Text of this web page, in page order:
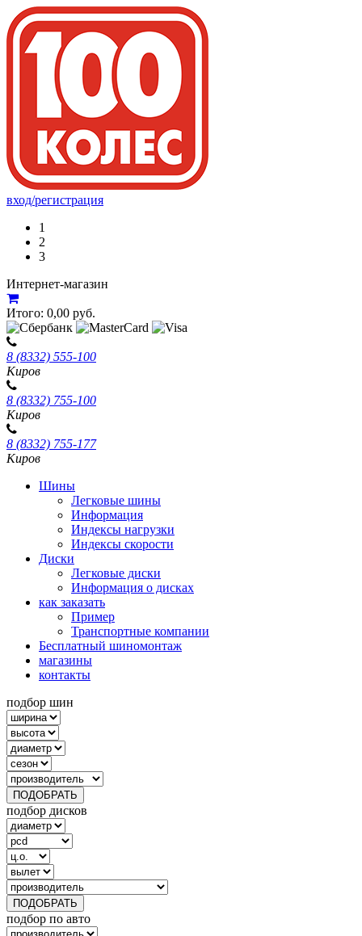
вход/регистрация
1
2
3
Интернет-магазин
Итого: 0,00 руб.
8 (8332) 555-100
Киров
8 (8332) 755-100
Киров
8 (8332) 755-177
Киров
Шины
Легковые шины
Информация
Индексы нагрузки
Индексы скорости
Диски
Легковые диски
Информация о дисках
как заказать
Пример
Транспортные компании
Бесплатный шиномонтаж
магазины
контакты
подбор шин
ПОДОБРАТЬ
подбор дисков
ПОДОБРАТЬ
подбор по авто